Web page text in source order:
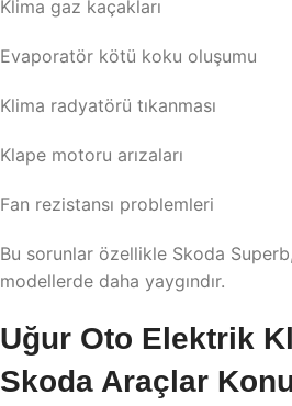
Klima gaz kaçakları
Evaporatör kötü koku oluşumu
Klima radyatörü tıkanması
Klape motoru arızaları
Fan rezistansı problemleri
Bu sorunlar özellikle Skoda
modellerde daha yaygındır.
Uğur Oto Elektrik
Skoda Araçlar